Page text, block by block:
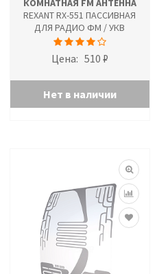
КОМНАТНАЯ FM АНТЕННА
REXANT RX-551 ПАССИВНАЯ
ДЛЯ РАДИО ФМ / УКВ
Цена: 510 ₽
Нет в наличии